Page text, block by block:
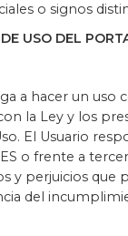
o signos
USO DEL
a hacer un uso
la Ley y los
El Usuario
o frente a
y perjuicios que
del